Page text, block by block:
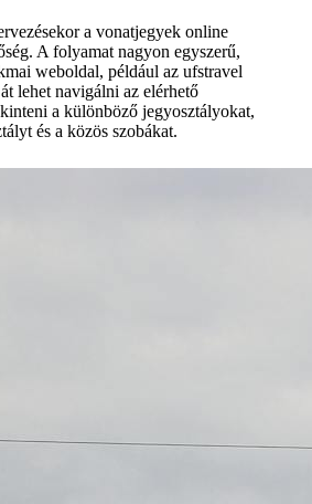
a vonatjegyek online
A folyamat nagyon egyszerű,
weboldal, például az ufstravel
lehet navigálni az elérhető
a különböző jegyosztályokat,
és a közös szobákat.